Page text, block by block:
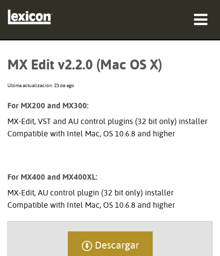
Casos de estudio
MX Edit v2.2.0 (Mac OS X)
Última actualización: 23 de ago
For MX200 and MX300:
MX-Edit, VST and AU control plugins (32 bit only) installer
Compatible with Intel Mac, OS 10.6.8 and higher
For MX400 and MX400XL:
MX-Edit, AU control plugin (32 bit only) installer
Compatible with Intel Mac, OS 10.6.8 and higher
Descargar